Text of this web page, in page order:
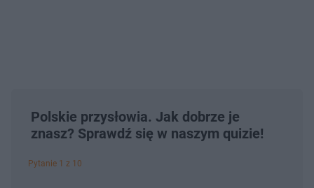
Polskie przysłowia. Jak dobrze je
znasz? Sprawdź się w naszym quizie!
Pytanie 1 z 10